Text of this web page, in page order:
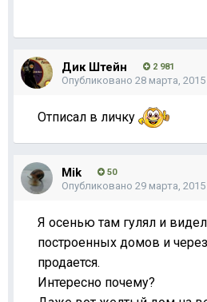
Дик Штейн 2 981
Опубликовано 28 марта, 2015
Отписал в личку
Mik 50
Опубликовано 29 марта, 2015
Я осенью там гулял и
построенных домов и
продается.
Интересно почему?